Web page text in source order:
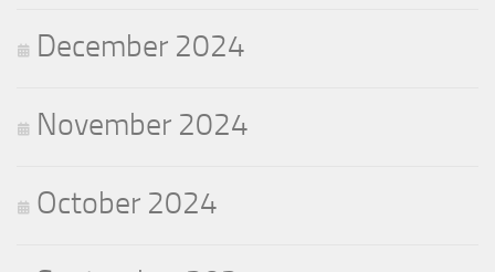
December 2024
November 2024
October 2024